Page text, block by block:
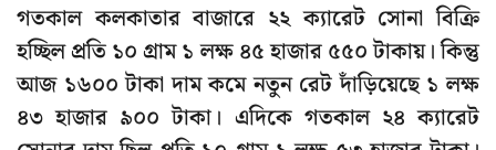
গতকাল কলকাতার বাজারে ২২ ক্যারেট সোনা বিক্রি
হচ্ছিল প্রতি ১০ গ্রাম ১ লক্ষ ৪৫ হাজার ৫৫০ টাকায়। কিন্তু
আজ ১৬০০ টাকা দাম কমে নতুন রেট দাঁড়িয়েছে ১ লক্ষ
৪৩ হাজার ৯০০ টাকা। এদিকে গতকাল ২৪ ক্যারেট